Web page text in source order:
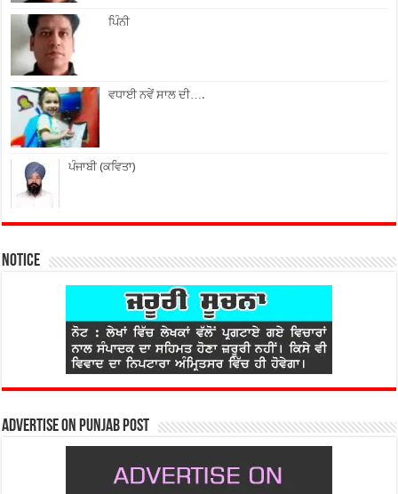
ਪਿੰਨੀ
ਵਧਾਈ ਨਵੇਂ ਸਾਲ ਦੀ….
ਪੰਜਾਬੀ (ਕਵਿਤਾ)
Notice
Advertise on Punjab Post